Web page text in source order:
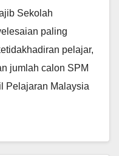
Sekolah
paling
pelajar,
jumlah calon SPM
Pelajaran Malaysia